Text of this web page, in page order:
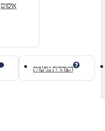
איפוס
הצהרת נגישות